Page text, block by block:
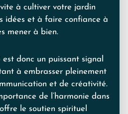
à cultiver votre jardin
idées et à faire confiance à
mener à bien.
donc un puissant signal
à embrasser pleinement
et de créativité.
de l’harmonie dans
le soutien spirituel